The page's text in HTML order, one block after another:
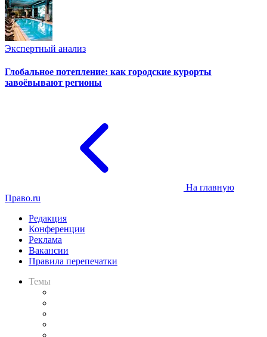
Экспертный анализ
Глобальное потепление: как городские курорты
завоёвывают регионы
На главную
Право.ru
Редакция
Конференции
Реклама
Вакансии
Правила перепечатки
Темы